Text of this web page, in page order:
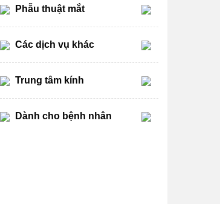
Phẫu thuật mắt
Các dịch vụ khác
Trung tâm kính
Dành cho bệnh nhân